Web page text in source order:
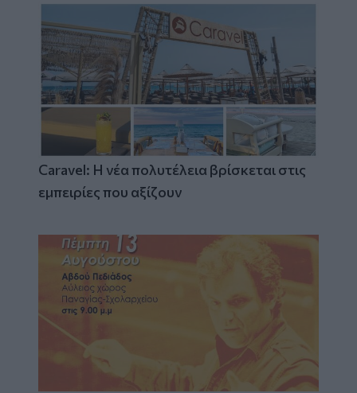
Caravel: Η νέα πολυτέλεια βρίσκεται στις
εμπειρίες που αξίζουν